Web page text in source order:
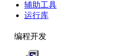
辅助工具
运行库
编程开发